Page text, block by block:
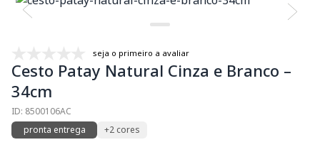
seja o primeiro a avaliar
Cesto Patay Natural Cinza e Branco –
34cm
ID: 8500106AC
pronta entrega
+2 cores